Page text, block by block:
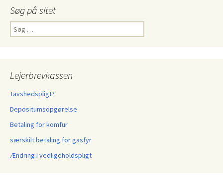
Søg på sitet
Søg
efter:
Lejerbrevkassen
Tavshedspligt?
Depositumsopgørelse
Betaling for komfur
særskilt betaling for gasfyr
Ændring i vedligeholdspligt